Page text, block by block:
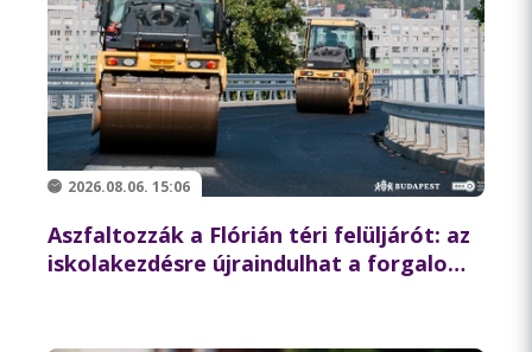
2026.08.06. 15:06
Aszfaltozzák a Flórián téri felüljárót: az
iskolakezdésre újraindulhat a forgalom